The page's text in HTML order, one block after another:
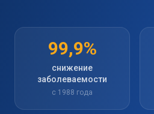
99,9%
снижение
заболеваемости
с 1988 года